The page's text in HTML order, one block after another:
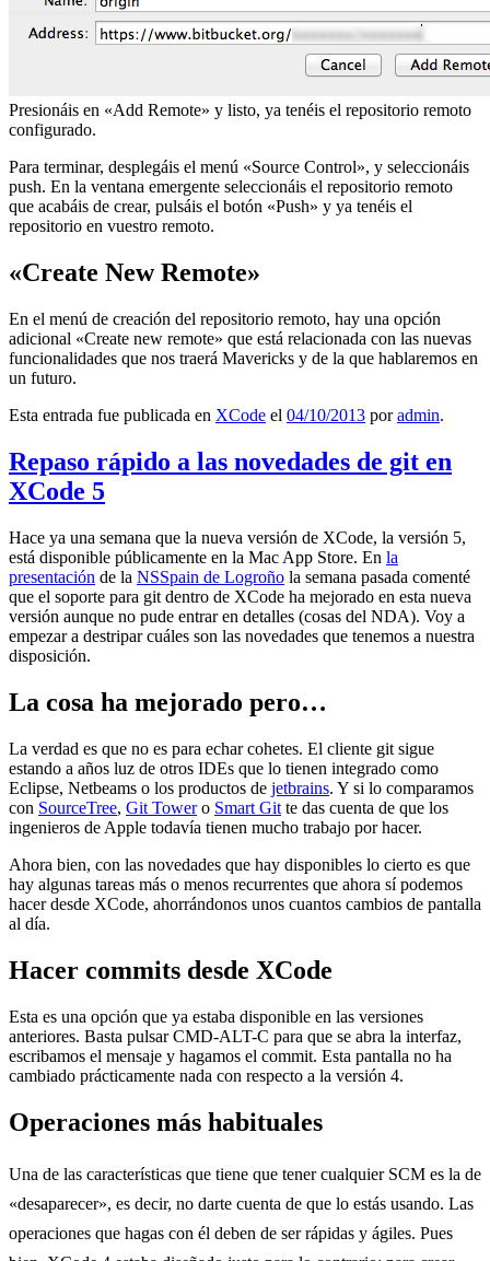
Presionáis en «Add Remote» y listo, ya tenéis el repositorio remoto
configurado.
Para terminar, desplegáis el menú «Source Control», y seleccionáis
push. En la ventana emergente seleccionáis el repositorio remoto
que acabáis de crear, pulsáis el botón «Push» y ya tenéis el
repositorio en vuestro remoto.
«Create New Remote»
En el menú de creación del repositorio remoto, hay una opción
adicional «Create new remote» que está relacionada con las nuevas
funcionalidades que nos traerá Mavericks y de la que hablaremos en
un futuro.
Esta entrada fue publicada en XCode el 04/10/2013 poradmin.
Repaso rápido a las novedades de git en
XCode 5
Hace ya una semana que la nueva versión de XCode, la versión 5,
está disponible públicamente en la Mac App Store. En la
presentación de la NSSpain de Logroño la semana pasada comenté
que el soporte para git dentro de XCode ha mejorado en esta nueva
versión aunque no pude entrar en detalles (cosas del NDA). Voy a
empezar a destripar cuáles son las novedades que tenemos a nuestra
disposición.
La cosa ha mejorado pero…
La verdad es que no es para echar cohetes. El cliente git sigue
estando a años luz de otros IDEs que lo tienen integrado como
Eclipse, Netbeams o los productos de jetbrains. Y si lo comparamos
con SourceTree, Git Towero Smart Git te das cuenta de que los
ingenieros de Apple todavía tienen mucho trabajo por hacer.
Ahora bien, con las novedades que hay disponibles lo cierto es que
hay algunas tareas más o menos recurrentes que ahora sí podemos
hacer desde XCode, ahorrándonos unos cuantos cambios de pantalla
al día.
Hacer commits desde XCode
Esta es una opción que ya estaba disponible en las versiones
anteriores. Basta pulsar CMD-ALT-C para que se abra la interfaz,
escribamos el mensaje y hagamos el commit. Esta pantalla no ha
cambiado prácticamente nada con respecto a la versión 4.
Operaciones más habituales
Una de las características que tiene que tener cualquier SCM es la de
«desaparecer», es decir, no darte cuenta de que lo estás usando. Las
operaciones que hagas con él deben de ser rápidas y ágiles. Pues